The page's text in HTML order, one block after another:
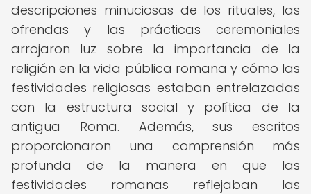
descripciones minuciosas de los rituales, las
ofrendas y las prácticas ceremoniales
arrojaron luz sobre la importancia de la
religión en la vida pública romana y cómo las
festividades religiosas estaban entrelazadas
con la estructura social y política de la
antigua Roma. Además, sus escritos
proporcionaron una comprensión más
profunda de la manera en que las
festividades romanas reflejaban las